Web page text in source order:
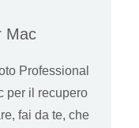
Mac
Professional
per il recupero
fai da te, che